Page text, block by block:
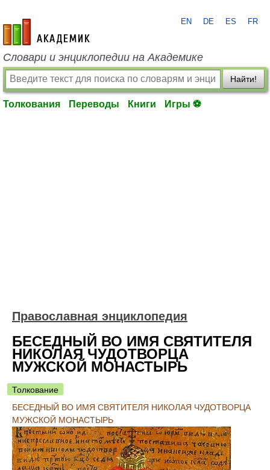
academic.ru
EN DE ES FR
Словари и энциклопедии на Академике
Найти!
Толкования Переводы Книги Игры ⚽
Православная энциклопедия
БЕСЕДНЫЙ ВО ИМЯ СВЯТИТЕЛЯ
НИКОЛАЯ ЧУДОТВОРЦА
МУЖСКОЙ МОНАСТЫРЬ
Толкование
БЕСЕДНЫЙ ВО ИМЯ СВЯТИТЕЛЯ НИКОЛАЯ ЧУДОТВОРЦА
МУЖСКОЙ МОНАСТЫРЬ